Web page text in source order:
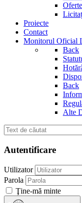
Proiecte
Contact
Monitorul Oficial
Back
Back
Alte
Autentificare
Utilizator
Parola
Ţine-mă minte